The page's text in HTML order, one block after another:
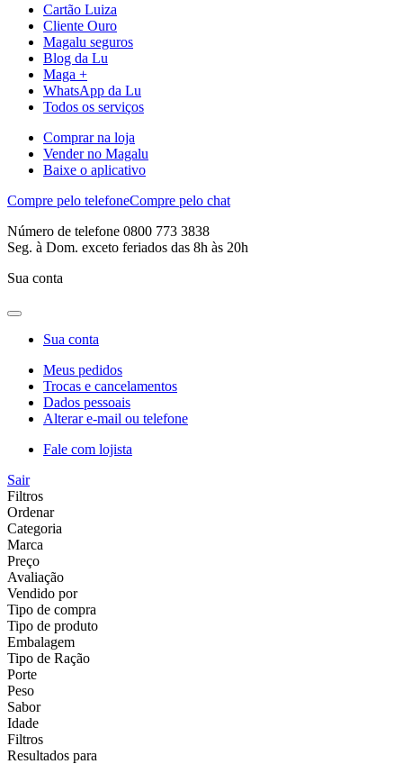
Cartão Luiza
Cliente Ouro
Magalu seguros
Blog da Lu
Maga +
WhatsApp da Lu
Todos os serviços
Comprar na loja
Vender no Magalu
Baixe o aplicativo
Compre pelo telefoneCompre pelo chat
Número de telefone 0800 773 3838
Seg. à Dom. exceto feriados das 8h às 20h
Sua conta
Sua conta
Meus pedidos
Trocas e cancelamentos
Dados pessoais
Alterar e-mail ou telefone
Fale com lojista
Sair
Filtros
Ordenar
Categoria
Marca
Preço
Avaliação
Vendido por
Tipo de compra
Tipo de produto
Embalagem
Tipo de Ração
Porte
Peso
Sabor
Idade
Filtros
Resultados para